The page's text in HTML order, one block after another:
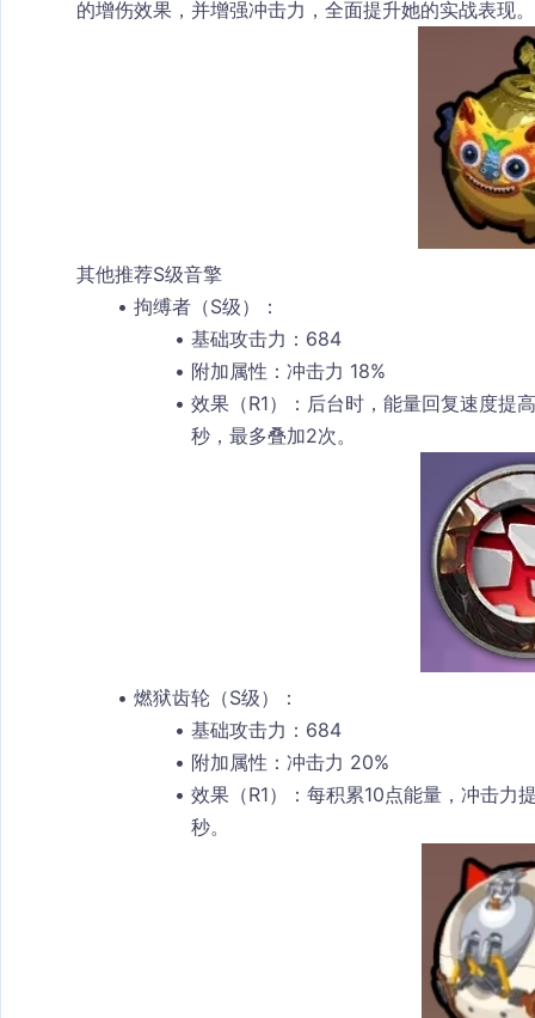
的增伤效果，并增强冲击力，全面提升她的实战表现。
其他推荐S级音擎
拘缚者（S级）
：
基础攻击力 ：684
附加属性 ：冲击力 18%
效果（R1）
：后台时，能量回复速度提
秒，最多叠加2次。
燃狱齿轮（S级）
：
基础攻击力 ：684
附加属性 ：冲击力 20%
效果（R1）
：每积累10点能量，冲击力
秒。